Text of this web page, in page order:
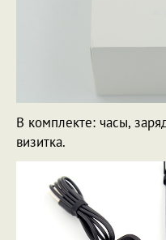
В комплекте: часы,
визитка.